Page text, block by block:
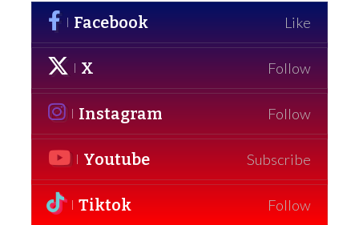
Facebook Like
X Follow
Instagram Follow
Youtube Subscribe
Tiktok Follow